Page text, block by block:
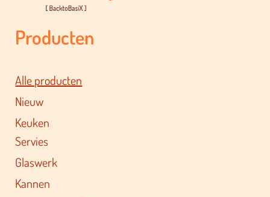
Producten
Alle producten
Nieuw
Keuken
Servies
Glaswerk
Kannen